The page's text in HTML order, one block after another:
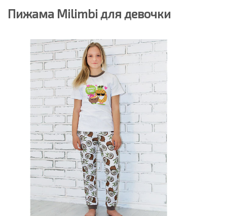
Пижама Milimbi для девочки